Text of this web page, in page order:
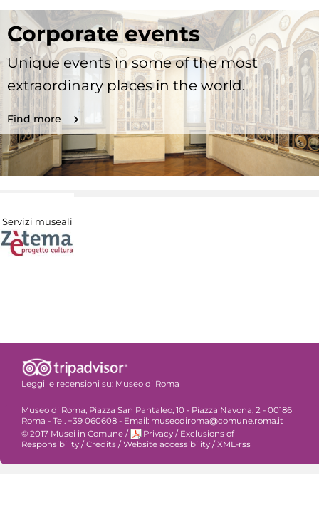
Corporate events
Unique events in some of the most
extraordinary places in the world.
Find more
Servizi museali
Leggi le recensioni su: Museo di Roma
Museo di Roma, Piazza San Pantaleo, 10 - Piazza Navona, 2 - 00186
Roma - Tel. +39 060608 - Email: museodiroma@comune.roma.it
© 2017 Musei in Comune / Privacy / Exclusions of
Responsibility / Credits / Website accessibility / XML-rss